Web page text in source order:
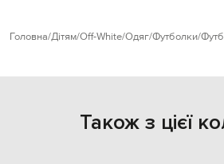
Головна Дітям Off-White Одяг Футболки
Також з цієї